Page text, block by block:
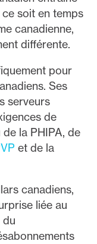
soit en temps
canadienne,
différente.
pour
Ses
serveurs
de
la PHIPA, de
et de la
canadiens,
liée au
du